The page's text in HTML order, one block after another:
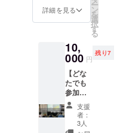
のか
ナーの
ように
長いも
のもつ
くるこ
とがで
きま
す。 お
もてな
アドレ
ので、
その
への返
信でご
予約く
ださ
い。 場
所：高
事を行
うコー
1名参加
招待 日
程：
2023年
4～5月
開催予
定 外で
の作業
のため
詳細を見る ー
ン
を
選
択
す
る
10,
000 円
残り7
【どな
たでも
参加
可】 ク
ラウド
ファン
ディン
支援
者：
3人